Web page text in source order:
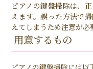
ピアノの鍵盤掃除は、
えます。誤った方法で
えてしまうため注意が必
用意するもの
ピアノの鍵盤掃除には以